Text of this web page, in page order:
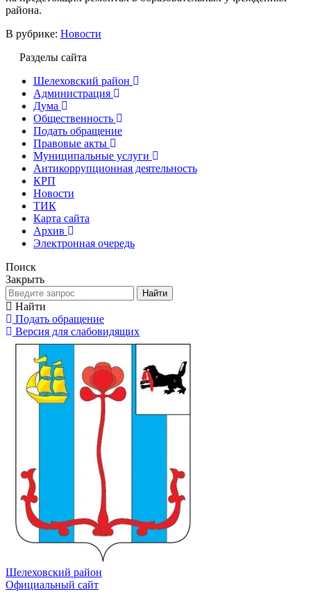
района.
В рубрике: Новости
Разделы сайта
Шелеховский район
Администрация
Дума
Общественность
Подать обращение
Правовые акты
Муниципальные услуги
Антикоррупционная деятельность
КРП
Новости
ТИК
Карта сайта
Архив
Электронная очередь
Поиск
Закрыть
Найти
Найти
Подать обращение
Версия для слабовидящих
Шелеховский район
Официальный сайт